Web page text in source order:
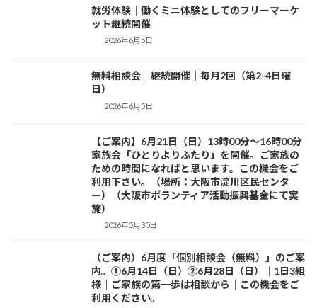
就労体験｜働くミニ体験としてのフリーマーケ
ット継続開催
2026年6月5日
無料相談会｜継続開催｜毎月2回（第2-4日曜
日）
2026年6月5日
【ご案内】6月21日（日）13時00分～16時00分
家族会「ひとりよりふたり」を開催。ご家族の
ための時間になればと思います。この機会をご
利用下さい。（場所：大阪市淀川区民センタ
ー）（大阪市ボランティア活動振興基金にて実
施）
2026年5月30日
（ご案内）6月度「個別相談会（無料）」のご案
内。①6月14日（日）②6月28日（日）｜1日3組
様｜ご家族の第一歩は相談から｜この機会をご
利用ください。